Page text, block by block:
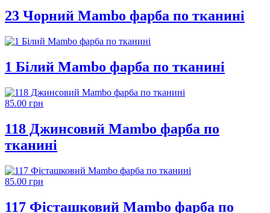
23 Чорний Mambo фарба по тканині
1 Білий Mambo фарба по тканині
85.00 грн
118 Джинсовий Mambo фарба по
тканині
85.00 грн
117 Фісташковий Mambo фарба по